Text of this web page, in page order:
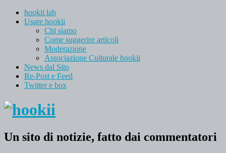
hookii lab
Usare hookii
Chi siamo
Come suggerire articoli
Moderazione
Associazione Culturale hookii
News dal Sito
Re-Post e Feed
Twitter e box
Un sito di notizie, fatto dai commentatori